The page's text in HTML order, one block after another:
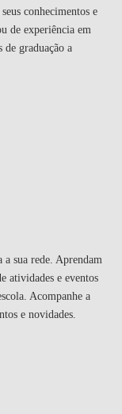
conhecimentos e
de experiência em
de graduação a
a sua rede. Aprendam
atividades e eventos
Acompanhe a
e novidades.